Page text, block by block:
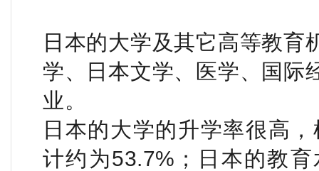
日本的大学及其它高等教育
学、日本文学、医学、国际
业。
日本的大学的升学率很高
计约为53.7%；日本的教